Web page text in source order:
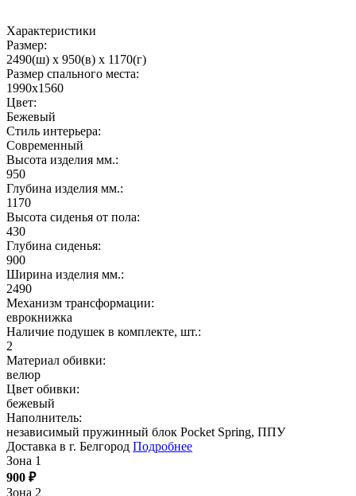
Характеристики
Размер:
2490(ш) x 950(в) x 1170(г)
Размер спального места:
1990х1560
Цвет:
Бежевый
Стиль интерьера:
Современный
Высота изделия мм.:
950
Глубина изделия мм.:
1170
Высота сиденья от пола:
430
Глубина сиденья:
900
Ширина изделия мм.:
2490
Механизм трансформации:
еврокнижка
Наличие подушек в комплекте, шт.:
2
Материал обивки:
велюр
Цвет обивки:
бежевый
Наполнитель:
независимый пружинный блок Pocket Spring, ППУ
Доставка в г. Белгород Подробнее
Зона 1
900 ₽
Зона 2